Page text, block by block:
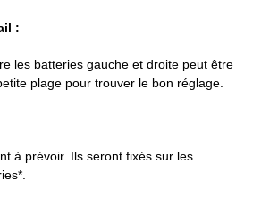
:
les batteries gauche et droite peut être
plage pour trouver le bon réglage.
à prévoir. Ils seront fixés sur les